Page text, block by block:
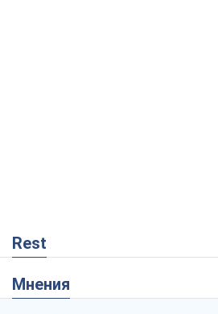
Rest
Мнения